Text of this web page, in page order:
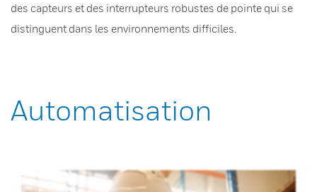
des capteurs et des interrupteurs robustes de pointe qui se
distinguent dans les environnements difficiles.
Automatisation